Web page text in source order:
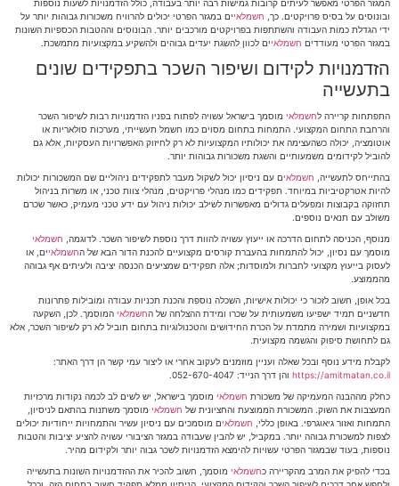
המגזר הפרטי מאפשר לעיתים קרובות גמישות רבה יותר בעבודה, כולל הזדמנויות לשעות נוספות
ובונוסים על בסיס פרויקטים. כך, חשמלאיים במגזר הפרטי יכולים להרוויח משכורות גבוהות יותר על
ידי הגדלת כמות העבודה והשתתפות בפרויקטים מורכבים יותר. הבונוסים וההטבות הכספיות השונות
במגזר הפרטי מעודדים חשמלאיים לכוון להשגת יעדים גבוהים ולהשקיע במקצועיות מתמשכת.
הזדמנויות לקידום ושיפור השכר בתפקידים שונים
בתעשייה
התפתחות קריירה לחשמלאי מוסמך בישראל עשויה לפתוח בפניו הזדמנויות רבות לשיפור השכר
והרחבת התחום המקצועי. התמחות בתחום מסוים כמו חשמל תעשייתי, מערכות סולאריות או
אוטומציה, יכולה כשהעצימה את יכולותיו המקצועיות לא רק לחיזוק האפשרויות העסקיות, אלא גם
להוביל לקידומים משמעותיים והשגת משכורות גבוהות יותר.
בהתייחס לתעשייה, חשמלאים עם ניסיון יכול לשקול מעבר לתפקידים ניהוליים שם המשכורות יכולות
להיות אטרקטיביות במיוחד. תפקידים כמו מנהלי פרויקטים, מנהלי צוות טכני, או משרות בניהול
תחזוקה בקבוצות ומפעלים גדולים מאפשרות לשילב יכולות ניהול עם ידע טכני מעמיק, כאשר שכרם
משולב עם תנאים נוספים.
מנוסף, הכניסה לתחום הדרכה או ייעוץ עשויה להוות דרך נוספת לשיפור השכר. לדוגמה, חשמלאי
מוסמך עם נסיון, יכול להתמחות בהעברת קורסים מקצועיים להכנת הדור הבא של החשמלאיים, או
לעסוק בייעוץ מקצועי לחברות ולמוסדות; אלה תפקידים שמציעים הכנסה יציבה ולעיתים אף גבוהה
מהממוצע.
בכל אופן, חשוב לזכור כי יכולות אישיות, השכלה נוספת והכנת תכניות עבודה ומובילות פתרונות
חדשניים תמיד ישפיעו משמעותית על שכרו ומידת ההצלחה של החשמלאי המוסמך. לכן, השקעה
במקצועיות ושמירה מתמדת על הכרת החידושים והטכנולוגיות בתחום תוביל לא רק לשיפור השכר, אלא
גם לתחושת סיפוק והגשמה מקצועית.
לקבלת מידע נוסף ובכל שאלה ועניין מוזמנים לעקוב אחרי או ליצור עמי קשר הן דרך האתר:
https://amitmatan.co.il והן דרך הנייד: 052-670-4047.
כחלק מההבנה המעמיקה של משכורת חשמלאי מוסמך בישראל, יש לשים לב לכמה נקודות מרכזיות
המעצבות את השוק. המשכורת הממוצעת והחציונית של חשמלאי מוסמך משתנות בהתאם לניסיון,
התמחות ואזור גיאוגרפי. באופן כללי, חשמלאים מוסמכים עם ניסיון עשיר והתמחויות ייחודיות יכולים
לצפות למשכורת גבוהה יותר. במקביל, יש להבין שעבודה במגזר הציבורי עשויה להציע יציבות והטבות
נוספות, בעוד שבמגזר הפרטי עשויות להימצא הזדמנויות לשכר גבוה יותר ולקידום מהיר.
בכדי להפיק את המרב מהקריירה כחשמלאי מוסמך, חשוב להכיר את ההזדמנויות השונות בתעשייה